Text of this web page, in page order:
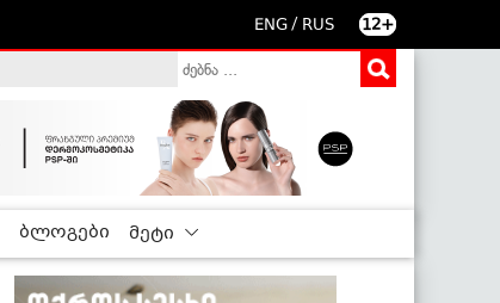
ENG / RUS 12+
ბლოგები მეტი